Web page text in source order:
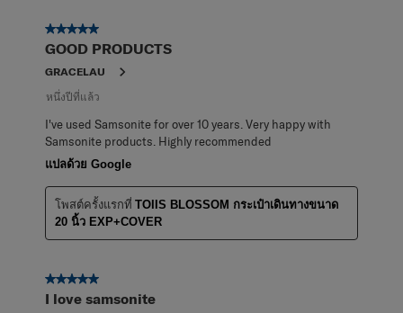
5 จาก 5 ดาว
GOOD PRODUCTS
GRACELAU
หนึ่งปีที่แล้ว
I've used Samsonite for over 10 years. Very happy with
Samsonite products. Highly recommended
แปลด้วย Google
โพสต์ครั้งแรกที่ TOIIS BLOSSOM กระเป๋าเดินทางขนาด
20 นิ้ว EXP+COVER
5 จาก 5 ดาว
I love samsonite